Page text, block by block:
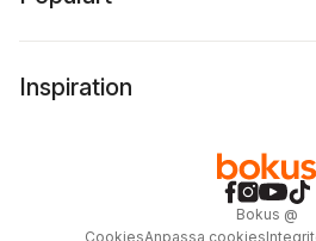
Inspiration
Bokus @
CookiesAnpassa cookies